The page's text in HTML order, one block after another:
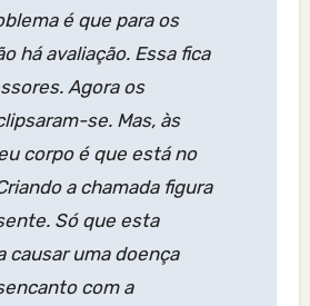
é que para os
há avaliação. Essa fica
Agora os
se. Mas, às
corpo é que está no
a chamada figura
Só que esta
causar uma doença
com a